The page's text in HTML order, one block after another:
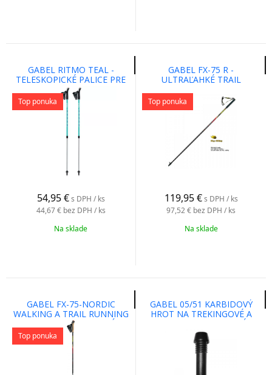
GABEL RITMO TEAL -
TELESKOPICKÉ PALICE PRE
NORDIC WALKING
Top ponuka
54,95 € s DPH / ks
44,67 € bez DPH / ks
Na sklade
GABEL FX-75 R -
ULTRAĽAHKÉ TRAIL
KARBÓNU
Top ponuka
119,95 € s DPH / ks
97,52 € bez DPH / ks
Na sklade
GABEL FX-75-NORDIC
WALKING A TRAIL RUNNING
PALICE ZO SNAKE KARBÓNU
Top ponuka
GABEL 05/51 KARBIDOVÝ
HROT NA TREKINGOVÉ A
NORDIC WALKINGOVÉ
PALICE